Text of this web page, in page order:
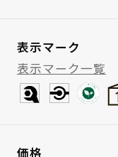
表示マーク
表示マーク一覧
価格